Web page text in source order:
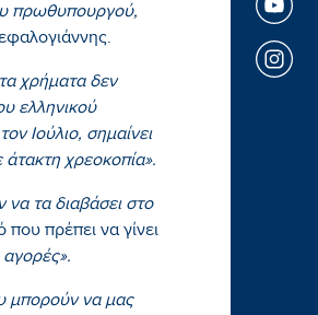
πρωθυπουργού,
χρήματα δεν
ελληνικού
Ιούλιο, σημαίνει
χρεοκοπία».
τα διαβάσει στο
πρέπει να γίνει
μπορούν να μας